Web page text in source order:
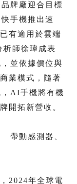
牌廠迎合目標
手機推出速
有適用於雲端
師徐瑋成表
並依據價位與
業模式，隨著
AI手機將有機
開拓新營收。
帶動感測器、
2024年全球電